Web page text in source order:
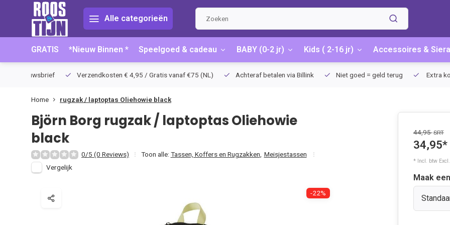
Alle categorieën
GRATIS *Nieuw Binnen * Speelgoed & cadeau BABY (0-2 jr) Kids ( 2-16 jr) Accessoires &
korting bij inschrijving nieuwsbrief Verzendkosten € 4,95 / Gratis vanaf €75 (NL) Achteraf betalen via Billink Niet goed = geld
Home rugzak / laptoptas Oliehowie black
Björn Borg rugzak / laptoptas Oliehowie
black
0/5 (0 Reviews) Toon alle: Tassen, Koffers en Rugzakken Meisjestassen
Vergelijk
-22%
44,95SRT
34,95*
* Incl. btw Excl.
Maak